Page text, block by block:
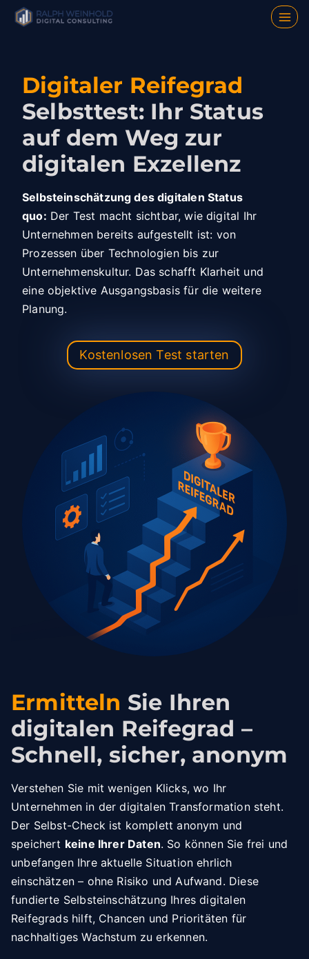
Digitaler Reifegrad
Selbsttest: Ihr Status
auf dem Weg zur
digitalen Exzellenz
Selbsteinschätzung des digitalen Status
quo: Der Test macht sichtbar, wie digital Ihr
Unternehmen bereits aufgestellt ist: von
Prozessen über Technologien bis zur
Unternehmenskultur. Das schafft Klarheit und
eine objektive Ausgangsbasis für die weitere
Planung.
Kostenlosen Test starten
Ermitteln Sie Ihren
digitalen Reifegrad –
Schnell, sicher, anonym
Verstehen Sie mit wenigen Klicks, wo Ihr
Unternehmen in der digitalen Transformation steht.
Der Selbst-Check ist komplett anonym und
speichert keine Ihrer Daten. So können Sie frei und
unbefangen Ihre aktuelle Situation ehrlich
einschätzen – ohne Risiko und Aufwand. Diese
fundierte Selbsteinschätzung Ihres digitalen
Reifegrads hilft, Chancen und Prioritäten für
nachhaltiges Wachstum zu erkennen.